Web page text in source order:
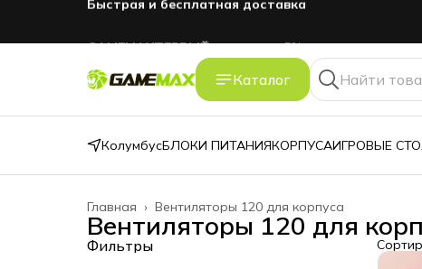
Каталог
КолумбусБЛОКИ ПИТАНИЯКОРПУСАИГРОВЫЕ
Вентиляторы 120 для корпуса
Главная ›
Вентиляторы 120 для
Фильтры